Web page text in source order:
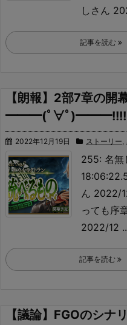
しさん
記事を読む
【朗報】2部7章の開
━━━(ﾟ∀ﾟ
2022年12月19日 ストーリー,
255: 名無
ん 2022/
っても序
2022/12
記事を読む
【議論】FGOのシナ